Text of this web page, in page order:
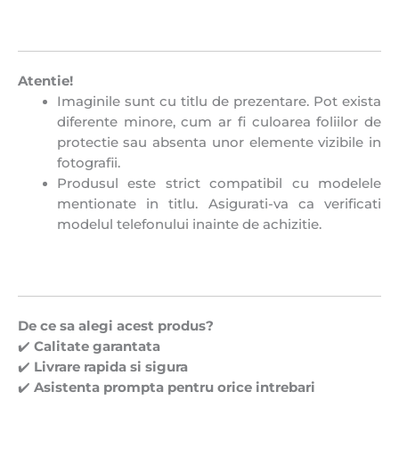
Atentie!
Imaginile sunt cu titlu de prezentare. Pot exista
diferente minore, cum ar fi culoarea foliilor de
protectie sau absenta unor elemente vizibile in
fotografii.
Produsul este strict compatibil cu modelele
mentionate in titlu. Asigurati-va ca verificati
modelul telefonului inainte de achizitie.
De ce sa alegi acest produs?
✔️ Calitate garantata
✔️ Livrare rapida si sigura
✔️ Asistenta prompta pentru orice intrebari